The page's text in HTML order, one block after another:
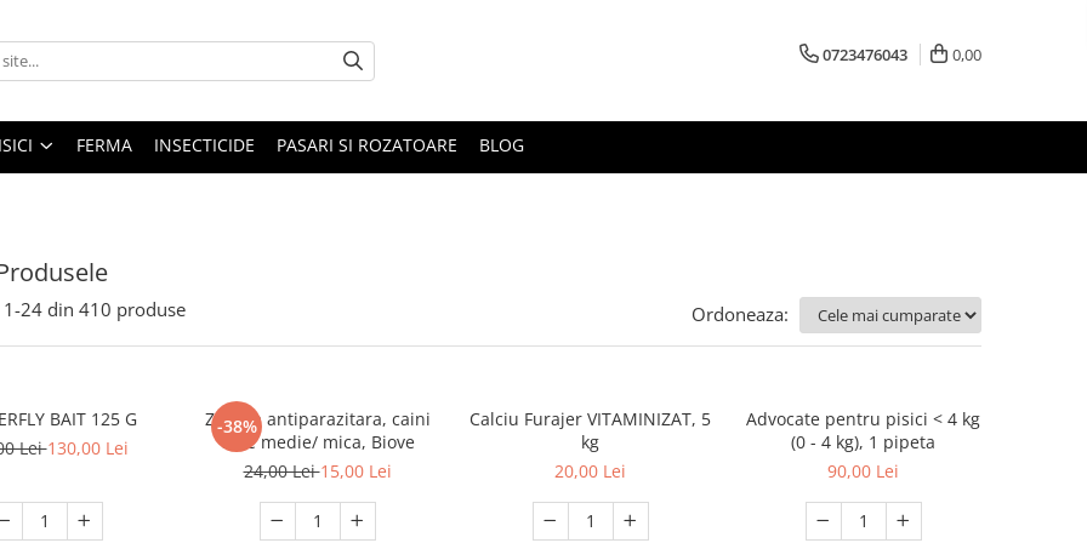
0723476043 0,00
FERMA INSECTICIDE PASARI SI ROZATOARE BLOG
1-24 din 410 produse Ordoneaza:
MASTERFLY BAIT 125 G
Lei130,00 Lei
-38%
Zgarda antiparazitara, caini
talie medie/ mica, Biove
24,00 Lei15,00 Lei
Calciu Furajer VITAMINIZAT, 5
kg
20,00 Lei
Advocate pentru pisici < 4 kg
(0 - 4 kg), 1 pipeta
90,00 Lei